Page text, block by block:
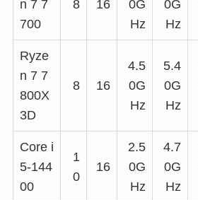
n 7 7
700
8 16
0G
Hz
0G
Hz
Ryze
n 7 7
800X
3D
8 16
4.5
0G
Hz
5.4
0G
Hz
Core i
5-144
00
1
0
16
2.5
0G
Hz
4.7
0G
Hz